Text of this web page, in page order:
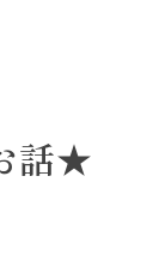
話★